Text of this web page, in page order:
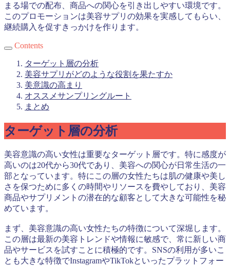
まる場での配布、商品への関心を引き出しやすい環境です。
このプロモーションは美容サプリの効果を実感してもらい、
継続購入を促すきっかけを作ります。
Contents
ターゲット層の分析
美容サプリがどのような役割を果たすか
美意識の高まり
オススメサンプリングルート
まとめ
ターゲット層の分析
美容意識の高い女性は重要なターゲット層です。特に感度が
高いのは20代から30代であり、美容への関心が日常生活の一
部となっています。特にこの層の女性たちは肌の健康や美し
さを保つために多くの時間やリソースを費やしており、美容
商品やサプリメントの潜在的な顧客として大きな可能性を秘
めています。
まず、美容意識の高い女性たちの特徴について深堀します。
この層は最新の美容トレンドや情報に敏感で、常に新しい商
品やサービスを試すことに積極的です。SNSの利用が多いこ
とも大きな特徴でInstagramやTikTokといったプラットフォー